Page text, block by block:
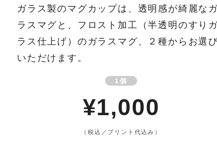
ガラス製のマグカップは、透明感が綺麗な
ラスマグと、フロスト加工（半透明のすり
ラス仕上げ）のガラスマグ、２種からお選
いただけます。
1個
¥1,000
（税込／プリント代込み）